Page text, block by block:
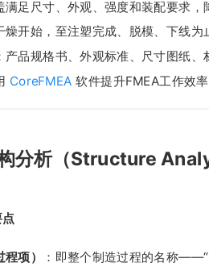
满足尺寸、外观、强度和装配要求，
燥开始，至注塑完成、脱模、下线为
产品规格书、外观标准、尺寸图纸
CoreFMEA 软件提升FMEA工作效
分析（Structure
项） ：即整个制造过程的名称——“